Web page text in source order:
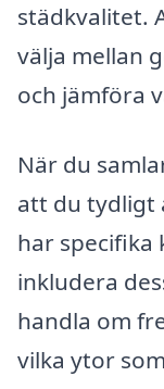
städkvalitet.
välja mellan
och jämföra
När du
att du tydligt
har specifika
inkludera
handla om
vilka ytor